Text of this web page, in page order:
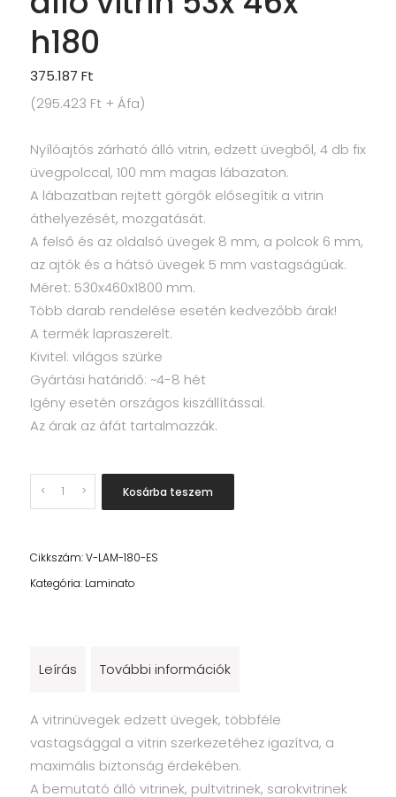
h180
375.187 Ft
(295.423 Ft + Áfa)
Nyílóajtós zárható álló vitrin, edzett üvegből, 4 db fix
üvegpolccal, 100 mm magas lábazaton.
A lábazatban rejtett görgők elősegítik a vitrin
áthelyezését, mozgatását.
A felső és az oldalsó üvegek 8 mm, a polcok 6 mm,
az ajtók és a hátsó üvegek 5 mm vastagságúak.
Méret: 530x460x1800 mm.
Több darab rendelése esetén kedvezőbb árak!
A termék lapraszerelt.
Kivitel: világos szürke
Gyártási határidő: ~4-8 hét
Igény esetén országos kiszállítással.
Az árak az áfát tartalmazzák.
Quantity Kosárba teszem
Cikkszám:V-LAM-180-ES
Kategória: Laminato
Leírás További információk
A vitrinüvegek edzett üvegek, többféle
vastagsággal a vitrin szerkezetéhez igazítva, a
maximális biztonság érdekében.
A bemutató álló vitrinek, pultvitrinek, sarokvitrinek